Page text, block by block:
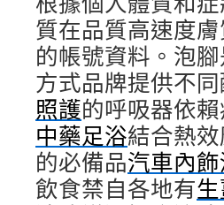
質在品質高速度
的帳號資料。泡
方式品牌提供不
照護的呼吸器依
中藥足浴結合熱
的必備品汽車內
飲食禁自各地有